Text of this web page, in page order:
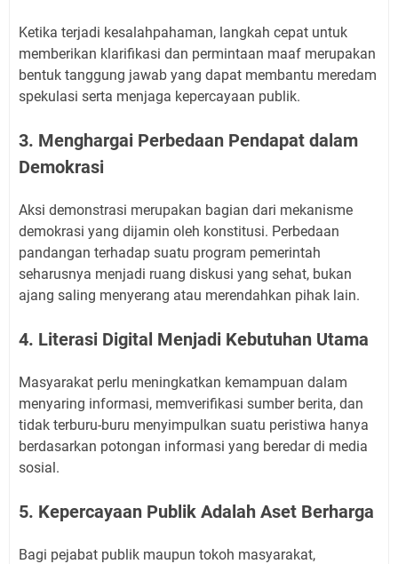
Ketika terjadi kesalahpahaman, langkah cepat untuk
memberikan klarifikasi dan permintaan maaf merupakan
bentuk tanggung jawab yang dapat membantu meredam
spekulasi serta menjaga kepercayaan publik.
3. Menghargai Perbedaan Pendapat dalam
Demokrasi
Aksi demonstrasi merupakan bagian dari mekanisme
demokrasi yang dijamin oleh konstitusi. Perbedaan
pandangan terhadap suatu program pemerintah
seharusnya menjadi ruang diskusi yang sehat, bukan
ajang saling menyerang atau merendahkan pihak lain.
4. Literasi Digital Menjadi Kebutuhan Utama
Masyarakat perlu meningkatkan kemampuan dalam
menyaring informasi, memverifikasi sumber berita, dan
tidak terburu-buru menyimpulkan suatu peristiwa hanya
berdasarkan potongan informasi yang beredar di media
sosial.
5. Kepercayaan Publik Adalah Aset Berharga
Bagi pejabat publik maupun tokoh masyarakat,